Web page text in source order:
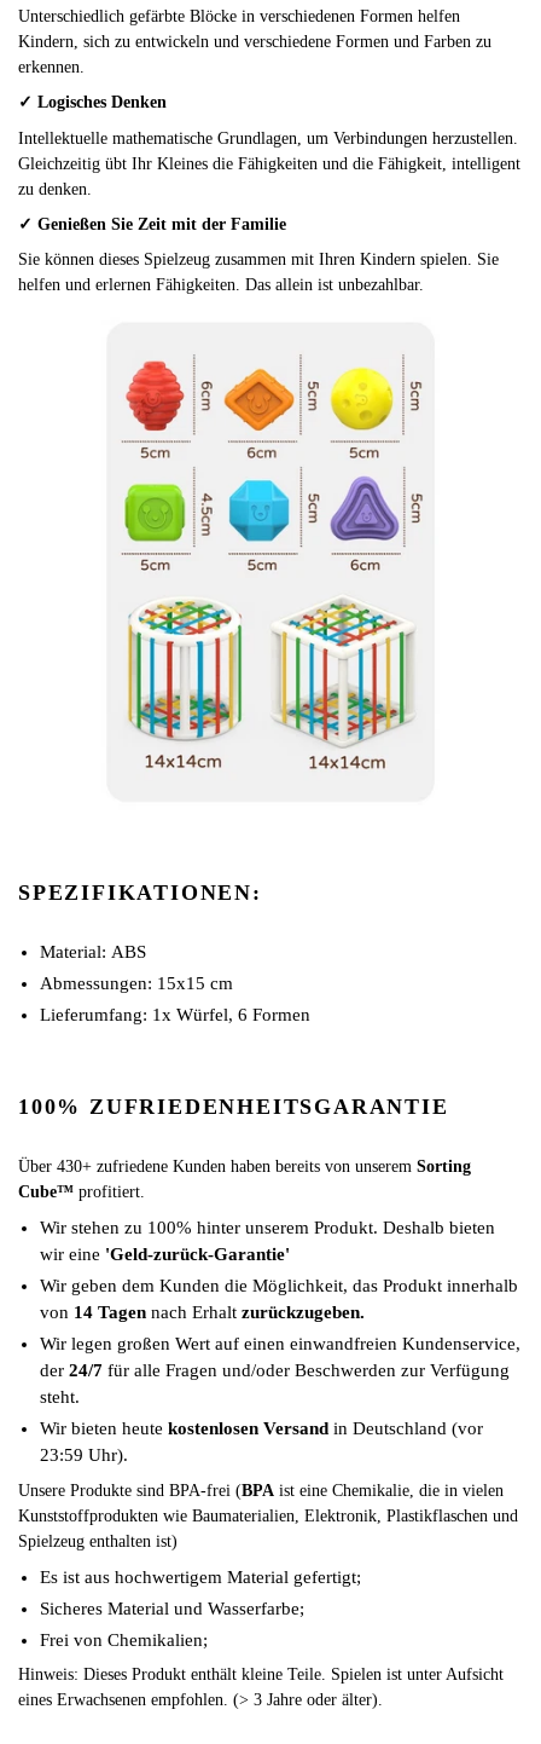
Unterschiedlich gefärbte Blöcke in verschiedenen Formen helfen
Kindern, sich zu entwickeln und verschiedene Formen und Farben zu
erkennen.
✓ Logisches Denken
Intellektuelle mathematische Grundlagen, um Verbindungen herzustellen.
Gleichzeitig übt Ihr Kleines die Fähigkeiten und die Fähigkeit, intelligent
zu denken.
✓ Genießen Sie Zeit mit der Familie
Sie können dieses Spielzeug zusammen mit Ihren Kindern spielen. Sie
helfen und erlernen Fähigkeiten. Das allein ist unbezahlbar.
SPEZIFIKATIONEN:
Material: ABS
Abmessungen: 15x15 cm
Lieferumfang: 1x Würfel, 6 Formen
100% ZUFRIEDENHEITSGARANTIE
Über 430+ zufriedene Kunden haben bereits von unserem Sorting
Cube™ profitiert.
Wir stehen zu 100% hinter unserem Produkt. Deshalb bieten
wir eine 'Geld-zurück-Garantie'
Wir geben dem Kunden die Möglichkeit, das Produkt innerhalb
von 14 Tagen nach Erhalt zurückzugeben.
Wir legen großen Wert auf einen einwandfreien Kundenservice,
der 24/7 für alle Fragen und/oder Beschwerden zur Verfügung
steht.
Wir bieten heute kostenlosen Versand in Deutschland (vor
23:59 Uhr).
Unsere Produkte sind BPA-frei (BPA ist eine Chemikalie, die in vielen
Kunststoffprodukten wie Baumaterialien, Elektronik, Plastikflaschen und
Spielzeug enthalten ist)
Es ist aus hochwertigem Material gefertigt;
Sicheres Material und Wasserfarbe;
Frei von Chemikalien;
Hinweis: Dieses Produkt enthält kleine Teile. Spielen ist unter Aufsicht
eines Erwachsenen empfohlen. (> 3 Jahre oder älter).